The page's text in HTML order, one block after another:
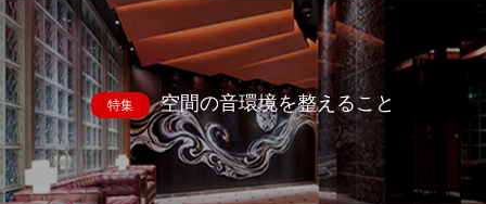
特集 空間の音環境を整えること